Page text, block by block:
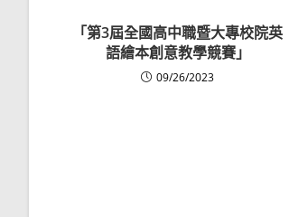
「第3屆全國高中職暨大專校院英
語繪本創意教學競賽」
09/26/2023